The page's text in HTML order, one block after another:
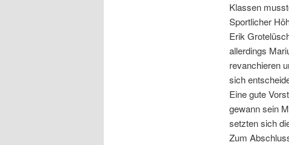
Klassen
Sportlicher
Erik
allerdings
revanchieren
sich
Eine gute
gewann sein
setzten sich
Zum